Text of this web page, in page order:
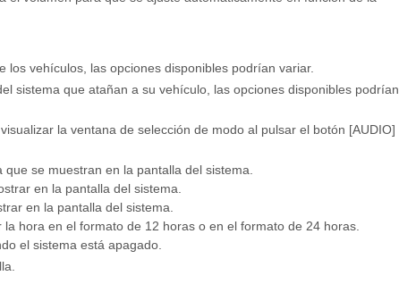
vehículos, las opciones disponibles podrían variar.
sistema que atañan a su vehículo, las opciones disponibles podrían
la ventana de selección de modo al pulsar el botón [AUDIO]
se muestran en la pantalla del sistema.
en la pantalla del sistema.
en la pantalla del sistema.
hora en el formato de 12 horas o en el formato de 24 horas.
el sistema está apagado.